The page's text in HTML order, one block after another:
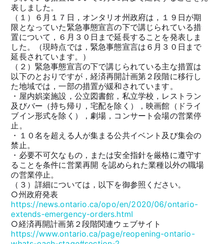
表しました。
（１）６月１７日，オンタリオ州政府は，１９日が期
限となっていた緊急事態宣言の下で講じられている措
置について，６月３０日まで延長することを発表しま
した。（現時点では，緊急事態宣言は６月３０日まで
延長されています。）
（２）緊急事態宣言の下で講じられている主な措置は
以下のとおりですが，経済再開計画第２段階に移行し
た地域では，一部の措置が緩和されています。
・屋内娯楽施設，公立図書館，私立学校，レストラン
及びバー（持ち帰り，宅配を除く），映画館（ドライ
ブイン形式を除く），劇場，コンサート会場の営業停
止。
・１０名を超える人が集まる公共イベント及び集会の
禁止。
・必要不可欠なもの，または安全指針を厳格に遵守す
ることを条件に営業再開 を認められた業種以外の職場
の営業停止。
（３）詳細については，以下を御参照ください。
○州政府発表
https://news.ontario.ca/opo/en/2020/06/ontario-
extends-emergency-orders.html
○経済再開計画第２段階関連ウェブサイト
https://www.ontario.ca/page/reopening-ontario-